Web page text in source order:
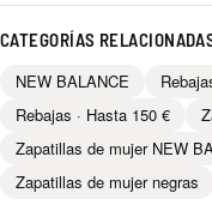
CATEGORÍAS
NEW BALANCE
Rebajas · Hasta 150 €
Zapatillas de mujer NEW
Zapatillas de mujer negras